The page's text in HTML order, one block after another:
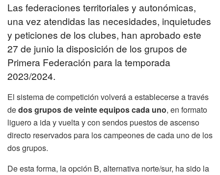
Las federaciones territoriales y autonómicas,
una vez atendidas las necesidades, inquietudes
y peticiones de los clubes, han aprobado este
27 de junio la disposición de los grupos de
Primera Federación para la temporada
2023/2024.
El sistema de competición volverá a establecerse a través
dedos grupos de veinte equipos cada uno, en formato
liguero a ida y vuelta y con sendos puestos de ascenso
directo reservados para los campeones de cada uno de los
dos grupos.
De esta forma, la opción B, alternativa norte/sur, ha sido la